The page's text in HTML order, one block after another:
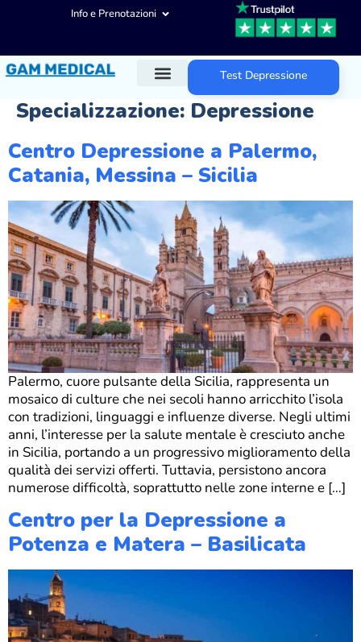
Info e Prenotazioni
Test Depressione
Specializzazione: Depressione
Centro Depressione a Palermo,
Catania, Messina – Sicilia
Palermo, cuore pulsante della Sicilia, rappresenta un
mosaico di culture che nei secoli hanno arricchito l’isola
con tradizioni, linguaggi e influenze diverse. Negli ultimi
anni, l’interesse per la salute mentale è cresciuto anche
in Sicilia, portando a un progressivo miglioramento della
qualità dei servizi offerti. Tuttavia, persistono ancora
numerose difficoltà, soprattutto nelle zone interne e […]
Centro per la Depressione a
Potenza e Matera – Basilicata